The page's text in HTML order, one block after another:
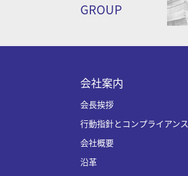
GROUP
会社案内
会長挨拶
行動指針とコンプライアンス
会社概要
沿革